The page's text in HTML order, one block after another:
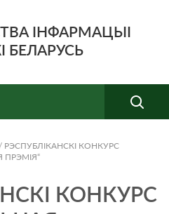
ІНФАРМАЦЫІ
БЕЛАРУСЬ
РЭСПУБЛІКАНСКІ КОНКУРС
ПРЭМІЯ“
КОНКУРС